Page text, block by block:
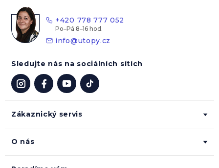
Zákaznický servis
O nás
+420 778 777 052
info@utopy.cz
Sledujte nás na sociálních sítích